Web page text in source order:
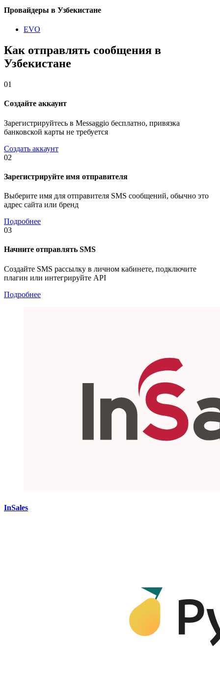
Провайдеры в Узбекистане
EVO
Как отправлять сообщения в
Узбекистане
01
Создайте аккаунт
Зарегистрируйтесь в Messaggio бесплатно, привязка
банковской карты не требуется
Создать аккаунт
02
Зарегистрируйте имя отправителя
Выберите имя для отправителя SMS сообщений, обычно это
адрес сайта или бренд
Подробнее
03
Начните отправлять SMS
Создайте SMS рассылку в личном кабинете, подключите
плагин или интегрируйте API
Подробнее
InSales